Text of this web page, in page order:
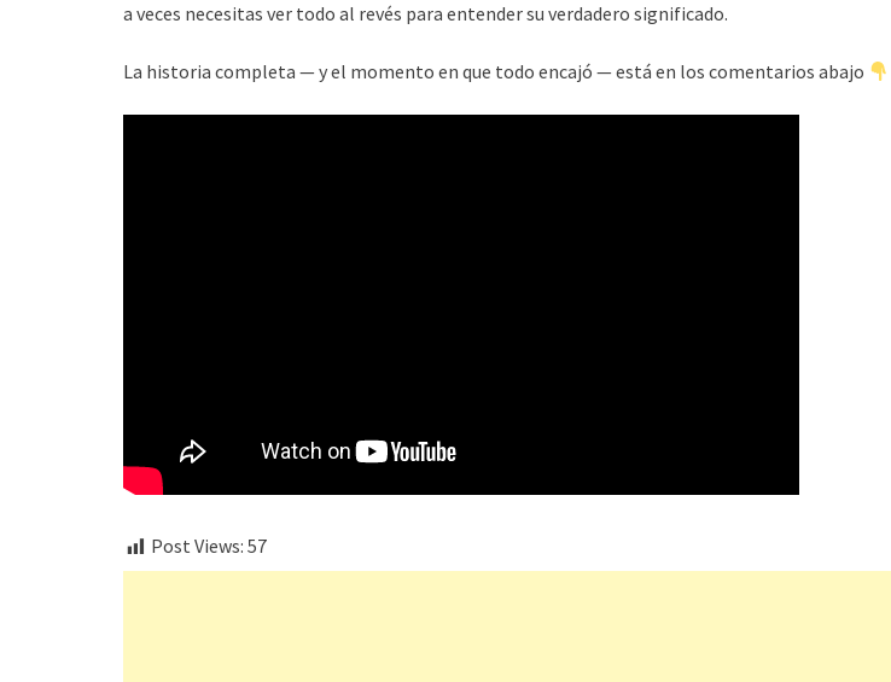
a veces necesitas ver todo al revés para entender su verdadero significado.
La historia completa — y el momento en que todo encajó — está en los comentarios abajo
Post Views: 57